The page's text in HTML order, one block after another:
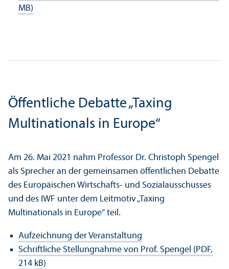
MB)
Öffentliche Debatte „Taxing
Multinationals in Europe“
Am 26. Mai 2021 nahm Professor Dr. Christoph Spengel
als Sprecher an der gemeinsamen öffentlichen Debatte
des Europäischen Wirtschafts- und Sozial­ausschusses
und des IWF unter dem Leitmotiv „Taxing
Multinationals in Europe“ teil.
Aufzeichnung der Veranstaltung
Schriftliche Stellungnahme von Prof. Spengel (PDF,
214 kB)